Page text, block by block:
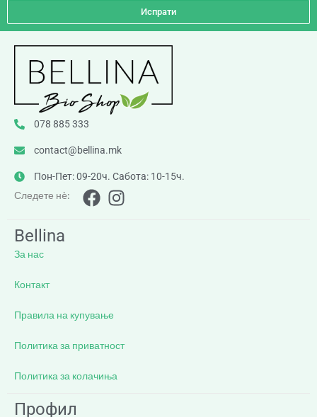
Испрати
078 885 333
contact@bellina.mk
Пон-Пет: 09-20ч. Сабота: 10-15ч.
Следете нè:
Bellina
За нас
Контакт
Правила на купување
Политика за приватност
Политика за колачиња
Профил